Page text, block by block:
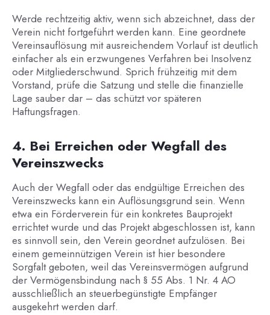
Werde rechtzeitig aktiv, wenn sich abzeichnet, dass der
Verein nicht fortgeführt werden kann. Eine geordnete
Vereinsauflösung mit ausreichendem Vorlauf ist deutlich
einfacher als ein erzwungenes Verfahren bei Insolvenz
oder Mitgliederschwund. Sprich frühzeitig mit dem
Vorstand, prüfe die Satzung und stelle die finanzielle
Lage sauber dar – das schützt vor späteren
Haftungsfragen.
4. Bei Erreichen oder Wegfall des
Vereinszwecks
Auch der Wegfall oder das endgültige Erreichen des
Vereinszwecks kann ein Auflösungsgrund sein. Wenn
etwa ein Förderverein für ein konkretes Bauprojekt
errichtet wurde und das Projekt abgeschlossen ist, kann
es sinnvoll sein, den Verein geordnet aufzulösen. Bei
einem gemeinnützigen Verein ist hier besondere
Sorgfalt geboten, weil das Vereinsvermögen aufgrund
der Vermögensbindung nach § 55 Abs. 1 Nr. 4 AO
ausschließlich an steuerbegünstigte Empfänger
ausgekehrt werden darf.